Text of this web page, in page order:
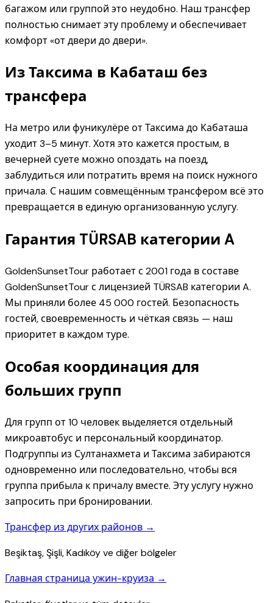
багажом или группой это неудобно. Наш трансфер
полностью снимает эту проблему и обеспечивает
комфорт «от двери до двери».
Из Таксима в Кабаташ без
трансфера
На метро или фуникулёре от Таксима до Кабаташа
уходит 3–5 минут. Хотя это кажется простым, в
вечерней суете можно опоздать на поезд,
заблудиться или потратить время на поиск нужного
причала. С нашим совмещённым трансфером всё это
превращается в единую организованную услугу.
Гарантия TÜRSAB категории A
GoldenSunsetTour работает с 2001 года в составе
GoldenSunsetTour с лицензией TÜRSAB категории A.
Мы приняли более 45 000 гостей. Безопасность
гостей, своевременность и чёткая связь — наш
приоритет в каждом туре.
Особая координация для
больших групп
Для групп от 10 человек выделяется отдельный
микроавтобус и персональный координатор.
Подгруппы из Султанахмета и Таксима забираются
одновременно или последовательно, чтобы вся
группа прибыла к причалу вместе. Эту услугу нужно
запросить при бронировании.
Трансфер из других районов →
Beşiktaş, Şişli, Kadıköy ve diğer bölgeler
Главная страница ужин-круиза →